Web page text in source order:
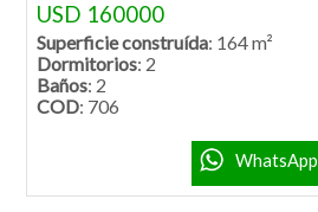
USD 160000
Superficie construída: 164 m²
Dormitorios: 2
Baños: 2
COD: 706
WhatsApp